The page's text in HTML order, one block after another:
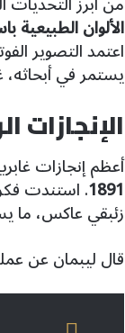
الألوان الطبيعية
اعتمد التصوير
يستمر في أبحاثه،
الإنجازات
أعظم إنجازات
1891. استندت
زئبقي عاكس، ما
قال ليبمان عن